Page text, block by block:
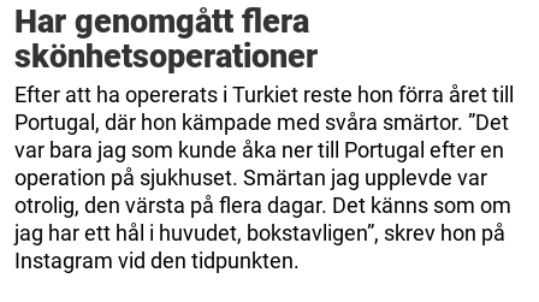
Har genomgått flera
skönhetsoperationer
Efter att ha opererats i Turkiet reste hon förra året till
Portugal, där hon kämpade med svåra smärtor. ”Det
var bara jag som kunde åka ner till Portugal efter en
operation på sjukhuset. Smärtan jag upplevde var
otrolig, den värsta på flera dagar. Det känns som om
jag har ett hål i huvudet, bokstavligen”, skrev hon på
Instagram vid den tidpunkten.